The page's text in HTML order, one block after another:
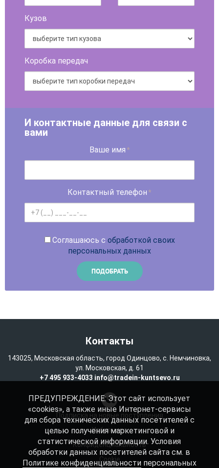
Кузов
Коробка передач
И контактные данные для связи с
вами
Ваше имя *
Контактный телефон *
Соглашаюсь с обработкой своих
персональных данных
Контакты
143025, Московская область, город Одинцово, с. Немчиновка,
ул. Московская, д. 61
+7 495 933-4033 info@tradein-kuntsevo.ru
Подписка на новые поступления
Избранное
Конфиденциальность
Cookie
ПРЕДУПРЕЖДЕНИЕ: Этот сайт использует
«cookies», а также иные Интернет-сервисы
для сбора технических данных посетителей с
целью получения маркетинговой и
статистической информации. Условия
обработки данных посетителей сайта см. в
Политике конфиденциальностиперсональных